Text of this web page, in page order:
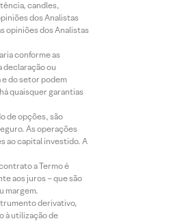
candles,
dos Analistas
opiniões dos Analistas
conforme as
declaração ou
do setor podem
quaisquer garantias
de opções, são
As operações
ao capital investido. A
a Termo é
aos juros – que são
margem.
derivativo,
à utilização de